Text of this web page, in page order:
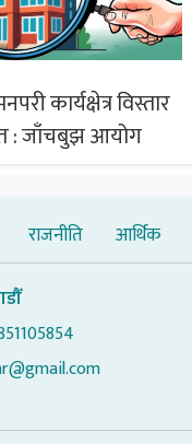
कार्यक्षेत्र विस्तार
: जाँचबुझ आयोग
राजनीति आर्थिक